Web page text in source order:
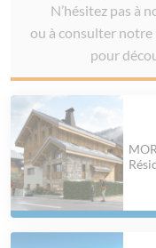
N’hésitez pas à
ou à consulter
pour